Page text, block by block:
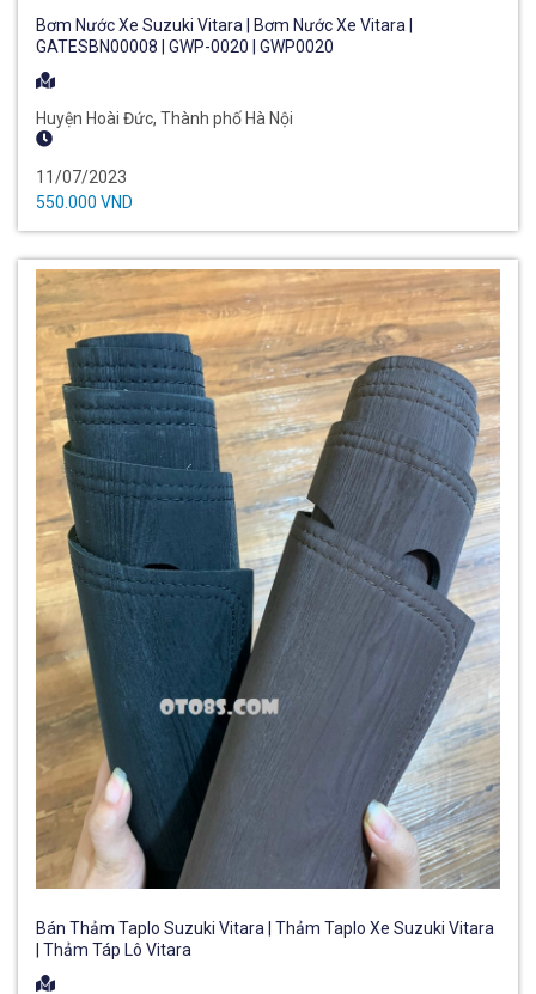
Bơm Nước Xe Suzuki Vitara | Bơm Nước Xe Vitara |
GATESBN00008 | GWP-0020 | GWP0020
Huyện Hoài Đức, Thành phố Hà Nội
11/07/2023
550.000 VND
Bán Thảm Taplo Suzuki Vitara | Thảm Taplo Xe Suzuki Vitara
| Thảm Táp Lô Vitara